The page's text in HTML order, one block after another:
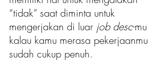
“tidak” saat diminta untuk
mengerjakan di luar job desc-mu
kalau kamu merasa pekerjaanmu
sudah cukup penuh.